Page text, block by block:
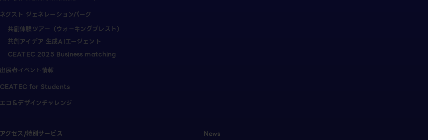
ネクスト ジェネレーションパーク
共創体験ツアー（ウォーキングブレスト）
共創アイデア 生成AIエージェント
CEATEC 2025 Business matching
出展者イベント情報
CEATEC for Students
エコ＆デザインチャレンジ
アクセス/特別サービス News